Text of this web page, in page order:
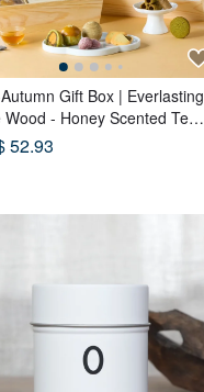
Gift Box | Everlasting
Wood - Honey Scented Tea B
Double Tea Custard Moonca
x Tea Pastries (18 pcs) - Azur
52.93